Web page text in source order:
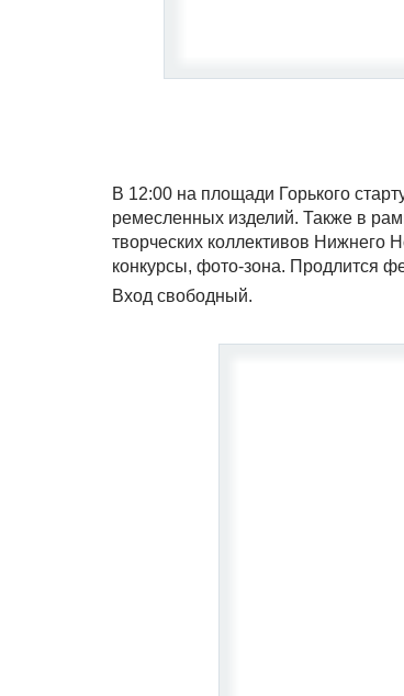
В 12:00 на площади Горького
ремесленных изделий. Также в
творческих коллективов Нижнего
конкурсы, фото-зона. Продлится
Вход свободный.